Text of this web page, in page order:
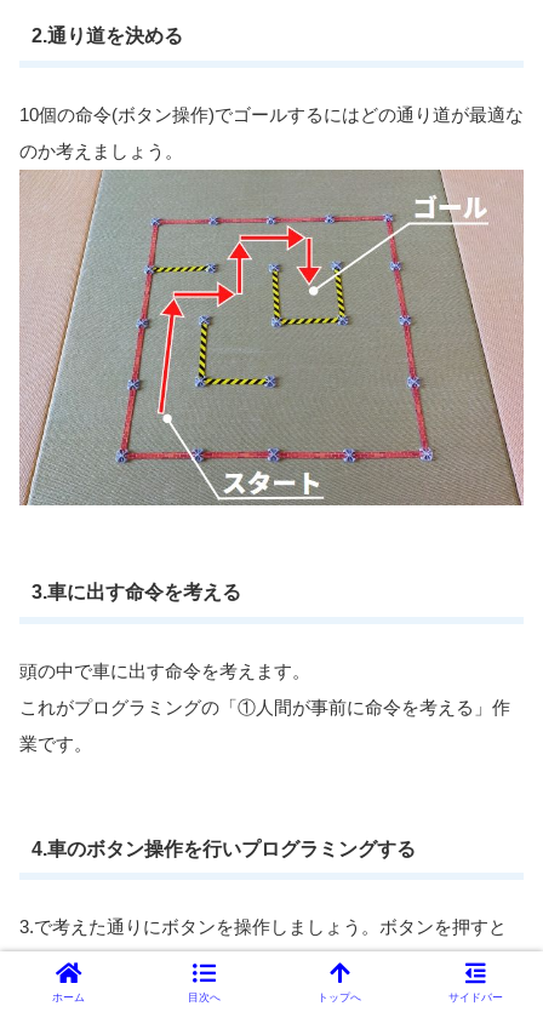
2.通り道を決める
10個の命令(ボタン操作)でゴールするにはどの通り道が最適な
のか考えましょう。
3.車に出す命令を考える
頭の中で車に出す命令を考えます。
これがプログラミングの「①人間が事前に命令を考える」作
業です。
4.車のボタン操作を行いプログラミングする
3.で考えた通りにボタンを操作しましょう。ボタンを押すと
「ピッ！」と音がなります。
これがプログラミングの「②人間がコンピュータに命令をす
ホーム 目次へ トップへ サイドバー